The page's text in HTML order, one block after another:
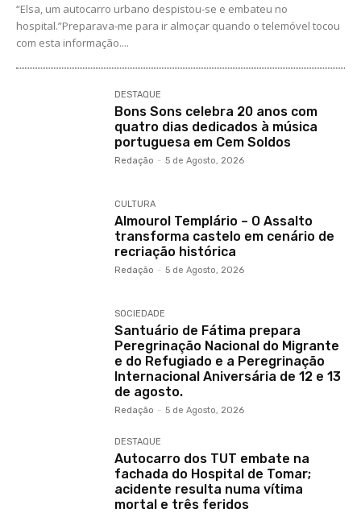
“Elsa, um autocarro urbano despistou-se e embateu no
hospital.”Preparava-me para ir almoçar quando o telemóvel tocou
com esta informação....
DESTAQUE
Bons Sons celebra 20 anos com
quatro dias dedicados à música
portuguesa em Cem Soldos
Redação - 5 de Agosto, 2026
CULTURA
Almourol Templário – O Assalto
transforma castelo em cenário de
recriação histórica
Redação - 5 de Agosto, 2026
SOCIEDADE
Santuário de Fátima prepara
Peregrinação Nacional do Migrante
e do Refugiado e a Peregrinação
Internacional Aniversária de 12 e 13
de agosto.
Redação - 5 de Agosto, 2026
DESTAQUE
Autocarro dos TUT embate na
fachada do Hospital de Tomar;
acidente resulta numa vítima
mortal e três feridos